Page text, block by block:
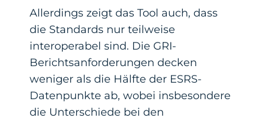
Allerdings zeigt das Tool auch, dass
die Standards nur teilweise
interoperabel sind. Die GRI-
Berichtsanforderungen decken
weniger als die Hälfte der ESRS-
Datenpunkte ab, wobei insbesondere
die Unterschiede bei den